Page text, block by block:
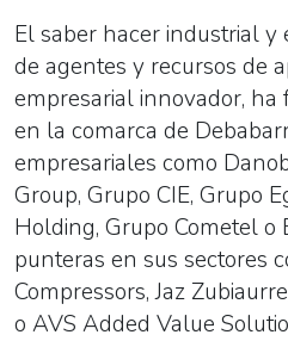
El saber hacer industrial y
de agentes y recursos de
empresarial innovador, ha
en la comarca de
empresariales como
Group, Grupo CIE, Grupo
Holding, Grupo Cometel o
punteras en sus sectores
Compressors, Jaz
o AVS Added Value